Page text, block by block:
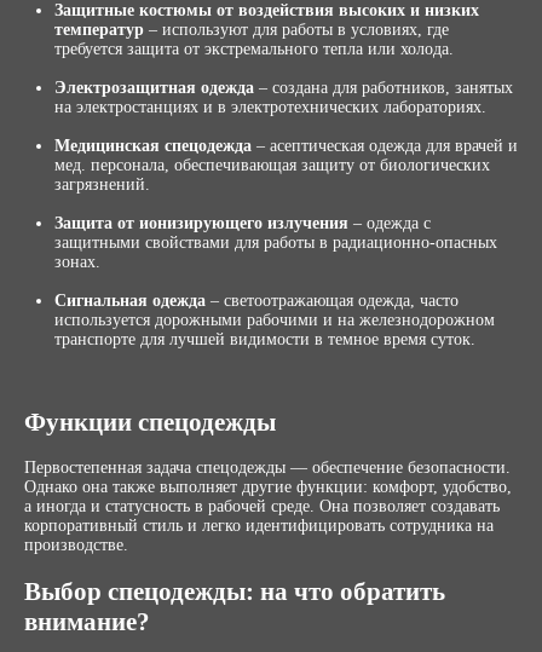
Защитные костюмы от воздействия высоких и низких
температур – используют для работы в условиях, где
требуется защита от экстремального тепла или холода.
Электрозащитная одежда – создана для работников, занятых
на электростанциях и в электротехнических лабораториях.
Медицинская спецодежда – асептическая одежда для врачей и
мед. персонала, обеспечивающая защиту от биологических
загрязнений.
Защита от ионизирующего излучения – одежда с
защитными свойствами для работы в радиационно-опасных
зонах.
Сигнальная одежда – светоотражающая одежда, часто
используется дорожными рабочими и на железнодорожном
транспорте для лучшей видимости в темное время суток.
Функции спецодежды
Первостепенная задача спецодежды — обеспечение безопасности.
Однако она также выполняет другие функции: комфорт, удобство,
а иногда и статусность в рабочей среде. Она позволяет создавать
корпоративный стиль и легко идентифицировать сотрудника на
производстве.
Выбор спецодежды: на что обратить
внимание?